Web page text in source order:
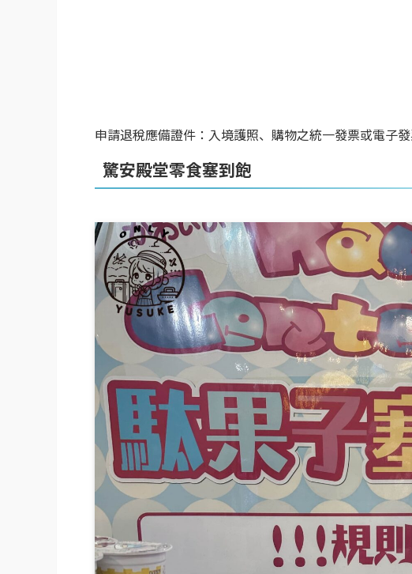
申請退稅應備證件：入境護照、購物之統一發票或電子發
驚安殿堂零食塞到飽